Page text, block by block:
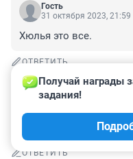
Гость
31 октября 2023, 21:59
Хюлья это все.
ОТВЕТИТЬ
Гость
31 октября 2023, 17:56
сама и замутила
ОТВЕТИТЬ
Получай награды
задания!